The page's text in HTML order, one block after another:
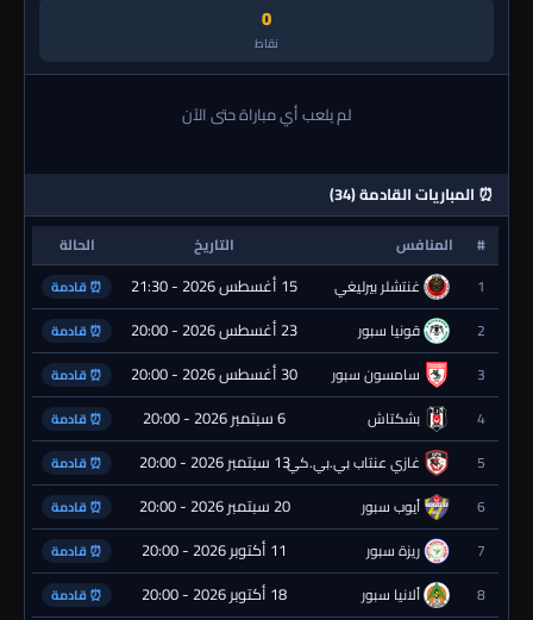
0
نقاط
لم يلعب أي مباراة حتى الآن
⏰ المباريات القادمة (34)
# المنافس التاريخ
الحالة
1
غنتشلر بيرليغي 15 أغسطس 2026 - 21:30 ⏰ قادمة
2 قونيا سبور 23 أغسطس 2026 - 20:00 ⏰ قادمة
3 سامسون سبور 30 أغسطس 2026 - 20:00 ⏰ قادمة
4 بشكتاش 6 سبتمبر 2026 - 20:00 ⏰ قادمة
5 غازي عنتاب بي.بي.كي.13 سبتمبر 2026 - 20:00 ⏰ قادمة
6 أيوب سبور 20 سبتمبر 2026 - 20:00 ⏰ قادمة
7 ريزة سبور 11 أكتوبر 2026 - 20:00 ⏰ قادمة
8 ألانيا سبور 18 أكتوبر 2026 - 20:00 ⏰ قادمة